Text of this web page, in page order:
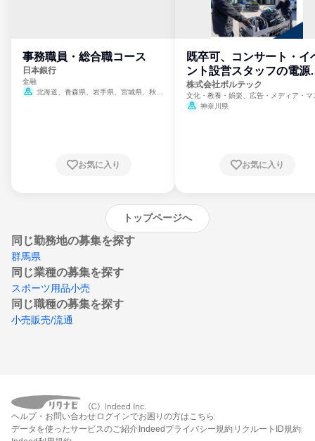
事務職員・総合職コース
日本銀行
金融
北海道、青森県、岩手県、宮城県、秋田
崎県、熊本県、大分県、宮崎県、鹿児島県、
お気に入り
既卒可、コンサート・イ
ント設営スタッフの電源
門
株式会社ボルテック
文化・教養・娯楽、広告・メディア・マ
ミ、電力・ガス・水道・エネルギー
神奈川県
お気に入り
トップページへ
同じ勤務地の募集を探す
群馬県
同じ業種の募集を探す
スポーツ用品小売
同じ職種の募集を探す
小売販売/流通
ヘルプ・お問い合わせ ログインでお困りの方はこちら
データを使ったサービスのご紹介Indeedプライバシー規約 リクルートID規約